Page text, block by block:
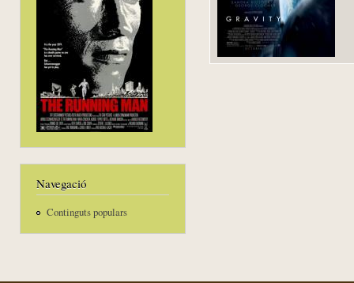
Navegació
Continguts populars